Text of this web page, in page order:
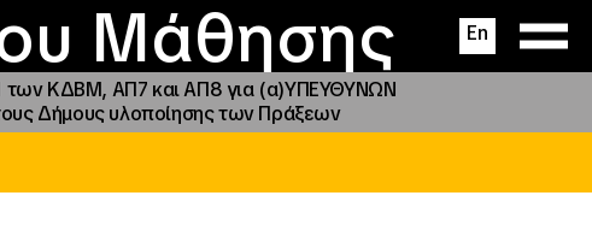
Μάθησης En
των ΚΔΒΜ, ΑΠ7 και ΑΠ8 για (α)ΥΠΕΥΘΥΝΩΝ
Δήμους υλοποίησης των Πράξεων